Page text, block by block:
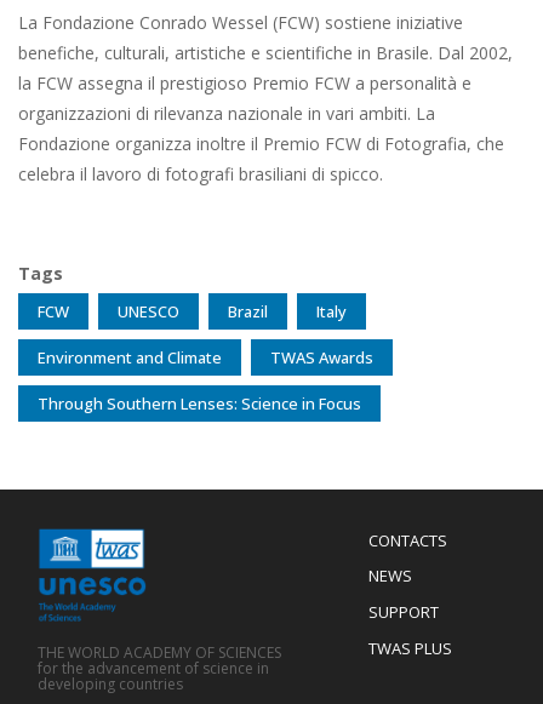
La Fondazione Conrado Wessel (FCW) sostiene iniziative
benefiche, culturali, artistiche e scientifiche in Brasile. Dal 2002,
la FCW assegna il prestigioso Premio FCW a personalità e
organizzazioni di rilevanza nazionale in vari ambiti. La
Fondazione organizza inoltre il Premio FCW di Fotografia, che
celebra il lavoro di fotografi brasiliani di spicco.
Tags
FCW UNESCO Brazil Italy
Environment and Climate TWAS Awards
Through Southern Lenses: Science in Focus
Menu
Footer
CONTACTS
NEWS
SUPPORT
TWAS PLUS
THE WORLD ACADEMY OF SCIENCES
for the advancement of science in
developing countries